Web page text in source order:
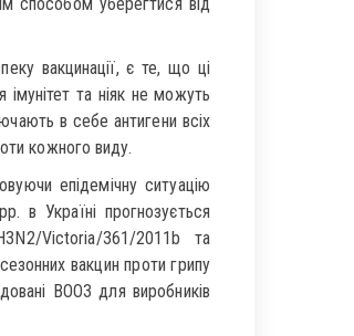
вакцинації, є те, що ці
імунітет та ніяк не можуть
в себе антигени всіх
кожного виду.
епідемічну ситуацію
в Україні прогнозується
Victoria/361/2011b та
вакцин проти грипу
ВООЗ для виробників